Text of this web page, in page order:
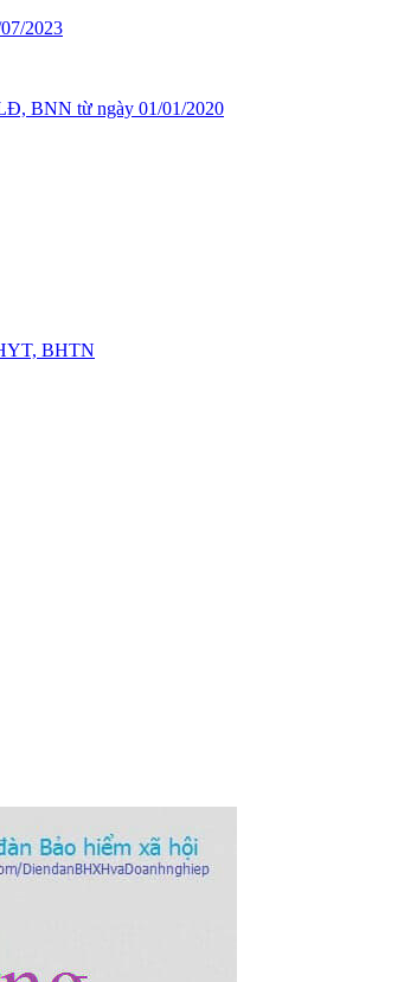
2023
BNN từ ngày 01/01/2020
BHTN